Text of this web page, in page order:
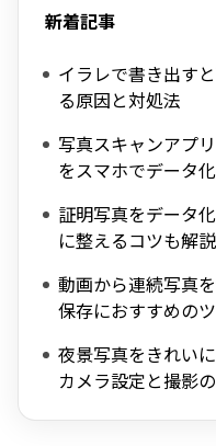
新着記事
イラレで書き出す
る原因と対処法
写真スキャンアプ
をスマホでデータ化
証明写真をデータ
に整えるコツも解説
動画から連続写真
保存におすすめの
夜景写真をきれい
カメラ設定と撮影